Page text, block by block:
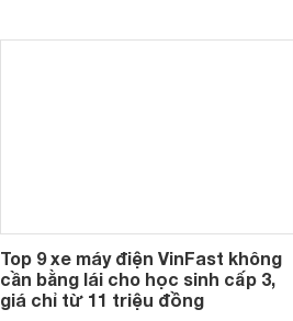
khách hàng tiết kiệm chi phí khi mua
Top 9 xe máy điện VinFast không
cần bằng lái cho học sinh cấp 3,
giá chỉ từ 11 triệu đồng